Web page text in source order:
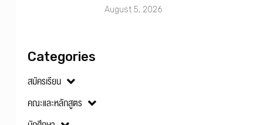
August 5, 2026
Categories
สมัครเรียน
คณะและหลักสูตร